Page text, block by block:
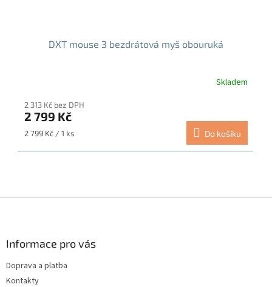
DXT mouse 3 bezdrátová myš obouruká
Skladem
2 313 Kč bez DPH
2 799 Kč
Měrná
2 799 Kč / 1 ks Do košíku
Informace pro vás
Doprava a platba
Kontakty